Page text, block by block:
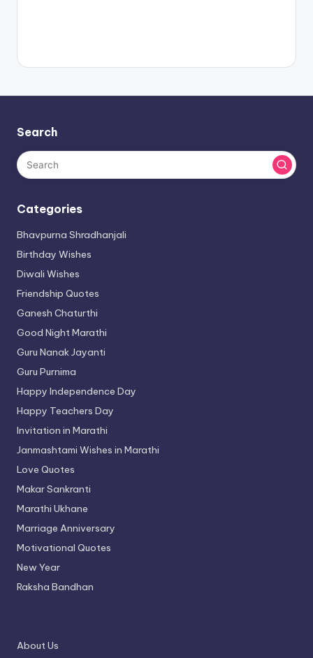
Search
Categories
Bhavpurna Shradhanjali
Birthday Wishes
Diwali Wishes
Friendship Quotes
Ganesh Chaturthi
Good Night Marathi
Guru Nanak Jayanti
Guru Purnima
Happy Independence Day
Happy Teachers Day
Invitation in Marathi
Janmashtami Wishes in Marathi
Love Quotes
Makar Sankranti
Marathi Ukhane
Marriage Anniversary
Motivational Quotes
New Year
Raksha Bandhan
About Us